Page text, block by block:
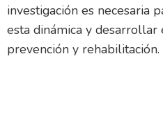
investigación es necesaria
esta dinámica y desarrollar
prevención y rehabilitación.